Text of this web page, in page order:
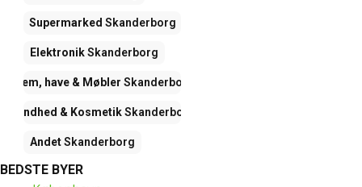
Supermarked Skanderborg
ElektronikSkanderborg
Hjem, have & Møbler Skanderborg
Sundhed & KosmetikSkanderborg
AndetSkanderborg
BEDSTE BYER